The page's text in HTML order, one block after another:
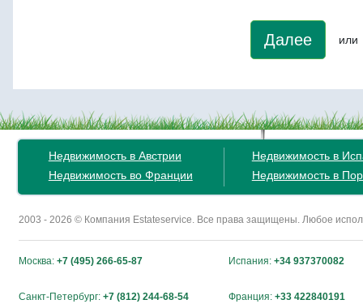
Далее или
Недвижимость в Австрии
Недвижимость во Франции
Недвижимость в
Недвижимость в
2003 - 2026 © Компания Estateservice. Все права защищены. Любое
Москва: +7 (495) 266-65-87 Испания: +34 937370082
Санкт-Петербург: +7 (812) 244-68-54 Франция: +33 422840191